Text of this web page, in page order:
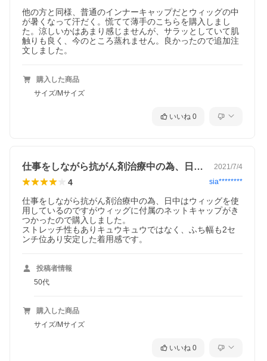
他の方と同様、普通のインナーキャップだとウィッグの中
が暑くなって汗だく。慌てて薄手のこちらを購入しまし
た。涼しいかはあまり感じませんが、サラッとしていて肌
触りも良く、今のところ蒸れません。良かったので追加注
文しました。
購入した商品
サイズ/Mサイズ
いいね 0
仕事をしながら抗がん剤治療中の為、日中… 2021/7/4
4 sia********
仕事をしながら抗がん剤治療中の為、日中はウィッグを使
用しているのですがウィッグに付属のネットキャップがき
つかったので購入しました。
ストレッチ性もありキュウキュウではなく、ふち幅も2セ
ンチ位あり安定した着用感です。
投稿者情報
50代
購入した商品
サイズ/Mサイズ
いいね 0